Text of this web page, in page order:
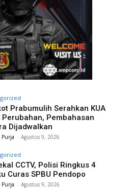
Prabumulih Serahkan KUA
Perubahan, Pembahasan
Dijadwalkan
- Agustus 9, 2026
CCTV, Polisi Ringkus 4
Curas SPBU Pendopo
- Agustus 9, 2026